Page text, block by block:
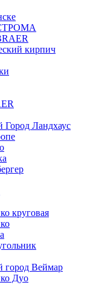
СТРОМА
кирпич
Город Ландхаус
круговая
город Веймар
Дуо